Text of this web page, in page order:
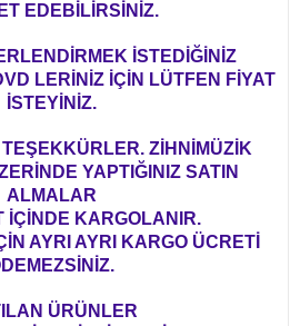
EDEBİLİRSİNİZ.
İSTEDİĞİNİZ
LERİNİZ İÇİN LÜTFEN FİYAT
İSTEYİNİZ.
TEŞEKKÜRLER. ZİHNİMÜZİK
YAPTIĞINIZ SATIN
ALMALAR
İÇİNDE KARGOLANIR.
AYRI AYRI KARGO ÜCRETİ
ÜRÜNLER